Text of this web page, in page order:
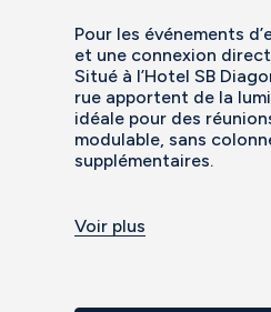
Pour les événements
et une connexion
Situé à l’Hotel SB
rue apportent de la
idéale pour des
modulable, sans
supplémentaires.
Voir plus